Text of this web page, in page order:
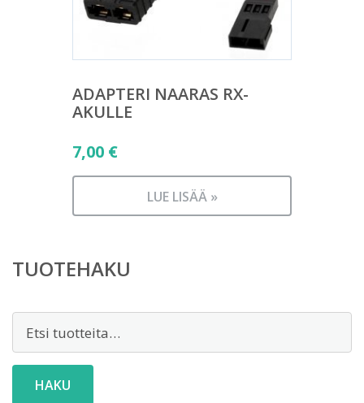
ADAPTERI NAARAS RX-
AKULLE
7,00 €
LUE LISÄÄ »
TUOTEHAKU
HAKU